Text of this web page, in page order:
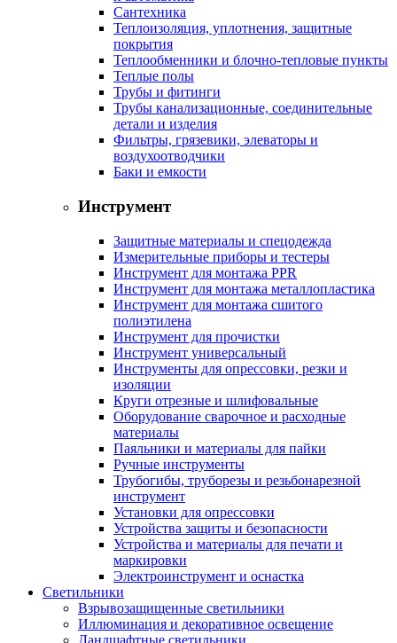
Сантехника
Теплоизоляция, уплотнения, защитные
покрытия
Теплообменники и блочно-тепловые пункты
Теплые полы
Трубы и фитинги
Трубы канализационные, соединительные
детали и изделия
Фильтры, грязевики, элеваторы и
воздухоотводчики
Баки и емкости
Инструмент
Защитные материалы и спецодежда
Измерительные приборы и тестеры
Инструмент для монтажа PPR
Инструмент для монтажа металлопластика
Инструмент для монтажа сшитого
полиэтилена
Инструмент для прочистки
Инструмент универсальный
Инструменты для опрессовки, резки и
изоляции
Круги отрезные и шлифовальные
Оборудование сварочное и расходные
материалы
Паяльники и материалы для пайки
Ручные инструменты
Трубогибы, труборезы и резьбонарезной
инструмент
Установки для опрессовки
Устройства защиты и безопасности
Устройства и материалы для печати и
маркировки
Электроинструмент и оснастка
Светильники
Взрывозащищенные светильники
Иллюминация и декоративное освещение
Ландшафтные светильники